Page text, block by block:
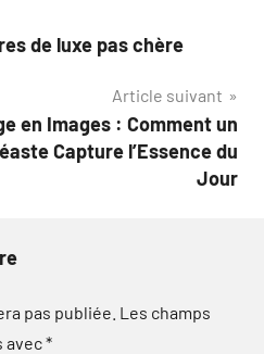
de luxe pas chère
Article suivant
en Images : Comment un
Capture l’Essence du
Jour
pas publiée. Les champs
avec*